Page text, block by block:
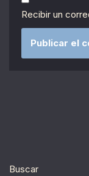
Recibir un
Buscar